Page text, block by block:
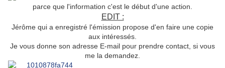
parce que l'information c'est le début d'une action.
EDIT :
Jérôme qui a enregistré l'émission propose d'en faire une copie
aux intéressés.
Je vous donne son adresse E-mail pour prendre contact, si vous
me la demandez.